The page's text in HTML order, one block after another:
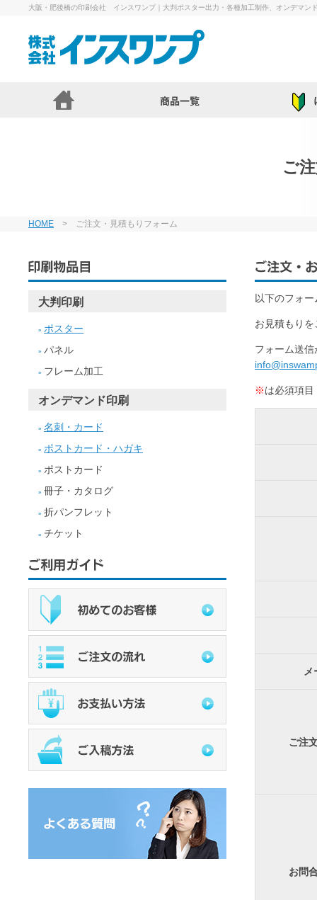
大阪・肥後橋の印刷会社 インスワンプ｜大判ポスター出力・各種加工制作、オンデマン
ご
HOME > ご注文・見積もりフォーム
以下のフォ
お見積もり
フォーム送
※は必須項目
ご注
お問
大判印刷
» ポスター
» パネル
» フレーム加工
オンデマンド印刷
» 名刺・カード
» ポストカード・ハガキ
» ポストカード
» 冊子・カタログ
» 折パンフレット
» チケット